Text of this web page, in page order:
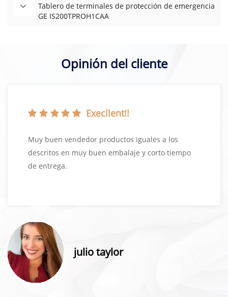
Tablero de terminales de protección de emergencia
GE IS200TPROH1CAA
Opinión del cliente
Execllent!!
Muy buen vendedor productos iguales a los
descritos en muy buen embalaje y corto tiempo
de entrega.
julio taylor